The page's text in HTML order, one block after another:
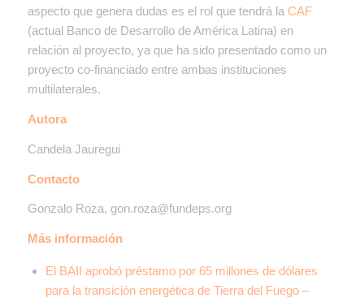
aspecto que genera dudas es el rol que tendrá la CAF
(actual Banco de Desarrollo de América Latina) en
relación al proyecto, ya que ha sido presentado como un
proyecto co-financiado entre ambas instituciones
multilaterales.
Autora
Candela Jauregui
Contacto
Gonzalo Roza, gon.roza@fundeps.org
Más información
El BAII aprobó préstamo por 65 millones de dólares
para la transición energética de Tierra del Fuego–